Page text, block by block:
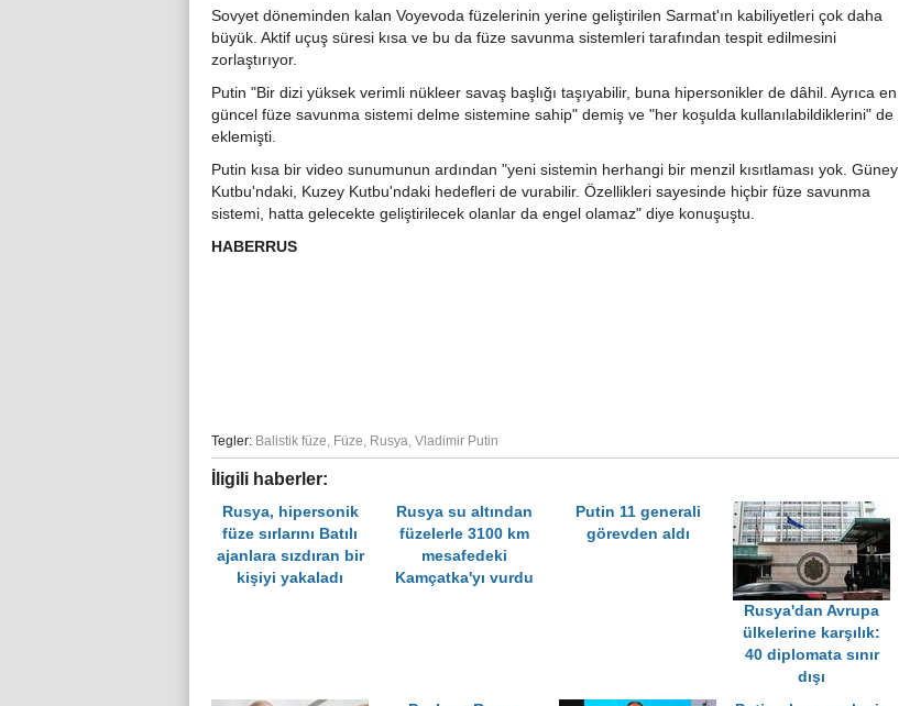
Sovyet döneminden kalan Voyevoda füzelerinin yerine geliştirilen Sarmat'ın kabiliyetleri çok daha
büyük. Aktif uçuş süresi kısa ve bu da füze savunma sistemleri tarafından tespit edilmesini
zorlaştırıyor.
Putin "Bir dizi yüksek verimli nükleer savaş başlığı taşıyabilir, buna hipersonikler de dâhil. Ayrıca en
güncel füze savunma sistemi delme sistemine sahip" demiş ve "her koşulda kullanılabildiklerini" de
eklemişti.
Putin kısa bir video sunumunun ardından "yeni sistemin herhangi bir menzil kısıtlaması yok. Güney
Kutbu'ndaki, Kuzey Kutbu'ndaki hedefleri de vurabilir. Özellikleri sayesinde hiçbir füze savunma
sistemi, hatta gelecekte geliştirilecek olanlar da engel olamaz" diye konuşuştu.
HABERRUS
Tegler: Balistik füze, Füze, Rusya, Vladimir Putin
İligili haberler:
Rusya, hipersonik
füze sırlarını Batılı
ajanlara sızdıran bir
kişiyi yakaladı
Rusya su altından
füzelerle 3100 km
mesafedeki
Kamçatka'yı vurdu
Putin 11 generali
görevden aldı
Rusya'dan Avrupa
ülkelerine karşılık:
40 diplomata sınır
dışı